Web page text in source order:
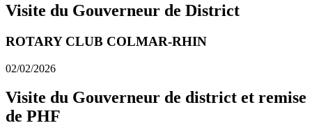
Visite du Gouverneur de District
ROTARY CLUB COLMAR-RHIN
02/02/2026
Visite du Gouverneur de district et remise
de PHF